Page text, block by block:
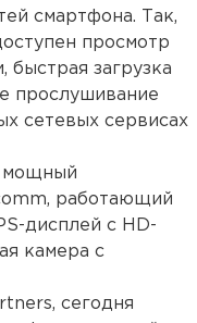
смартфона. Так,
просмотр
загрузка
прослушивание
сетевых сервисах
мощный
работающий
дисплей с HD-
камера с
сегодня